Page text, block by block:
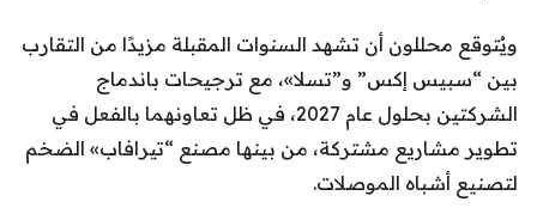
ويُتوقع محللون أن تشهد السنوات المقبلة مزيدًا من التقارب
بين “سبيس إكس” و”تسلا»، مع ترجيحات باندماج
الشركتين بحلول عام 2027، في ظل تعاونهما بالفعل في
تطوير مشاريع مشتركة، من بينها مصنع “تيرافاب» الضخم
لتصنيع أشباه الموصلات.